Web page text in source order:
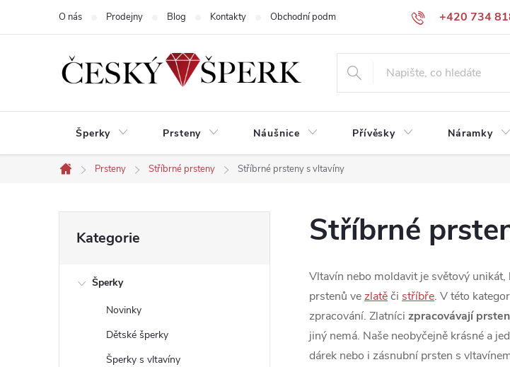
+420 734
O nás Prodejny Blog Kontakty Obchodní podmínky Podmínky ochrany osobních
Šperky Prsteny Náušnice Přívěsky Náramky
Domů
Prsteny Stříbrné prsteny Stříbrné prsteny s vltavíny
kategorie
Kategorie
Šperky
Novinky
Dětské šperky
Šperky s vltavíny
Stříbrné
Vltavín nebo moldavit je světový
prstenů vezlatěči stříbře. V této
zpracování. Zlatníci zpracovávají
jiný nemá. Naše neobyčejně krásné a
dárek nebo i zásnubní prsten s